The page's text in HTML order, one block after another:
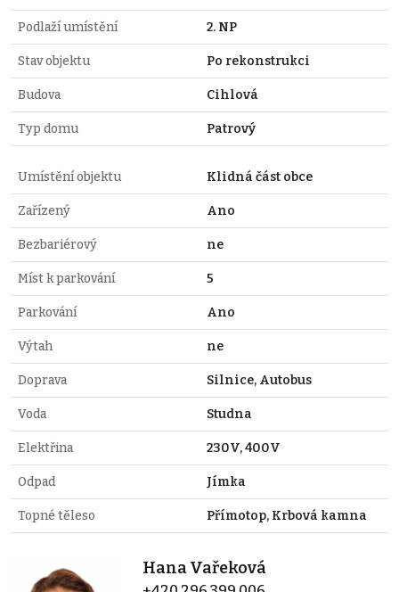
Podlaží umístění 2. NP
Stav objektu Po rekonstrukci
Budova Cihlová
Typ domu Patrový
Umístění objektu Klidná část obce
Zařízený Ano
Bezbariérový ne
Míst k parkování 5
Parkování Ano
Výtah ne
Doprava Silnice, Autobus
Voda Studna
Elektřina 230V, 400V
Odpad Jímka
Topné těleso Přímotop, Krbová kamna
Hana Vařeková